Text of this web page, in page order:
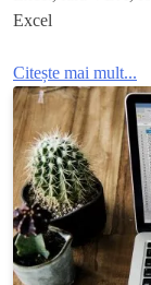
Excel
Citește mai mult...